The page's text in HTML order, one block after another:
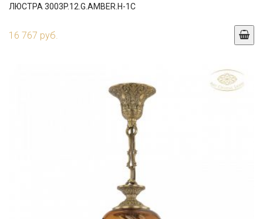
ЛЮСТРА 3003P.12.G.AMBER.H-1C
16 767 руб.